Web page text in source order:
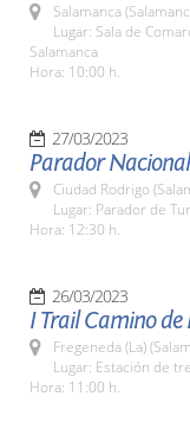
Salamanca
Lugar: Sala de
Salamanca
Hora: 10:00 h.
27/03/2023
Parador
Ciudad Rodrigo
Lugar: Parador de
Hora: 12:30 h.
26/03/2023
I Trail Camino de
Fregeneda (La)
Lugar: Estación de
Hora: 11:00 h.